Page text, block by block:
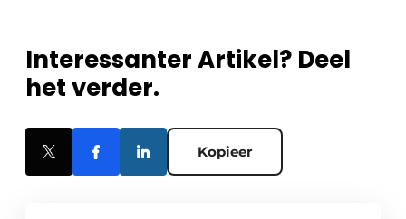
Interessanter Artikel? Deel
het verder.
Kopieer